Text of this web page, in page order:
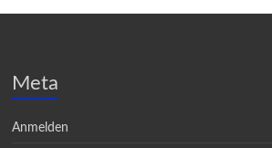
Meta
Anmelden